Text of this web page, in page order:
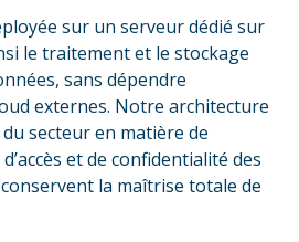
sur un serveur dédié sur
le traitement et le stockage
sans dépendre
externes. Notre architecture
secteur en matière de
et de confidentialité des
la maîtrise totale de